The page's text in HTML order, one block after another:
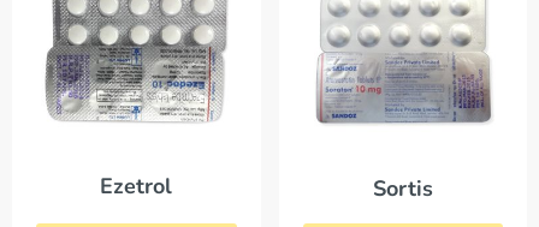
Ezetrol Sortis